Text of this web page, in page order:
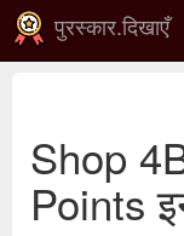
पुरस्कार.दिखाएँ
Shop
Points